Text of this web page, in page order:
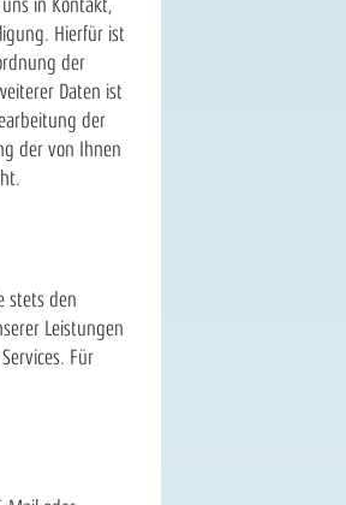
in Kontakt,
Hierfür ist
der
Daten ist
der
der von Ihnen
stets den
Leistungen
Für